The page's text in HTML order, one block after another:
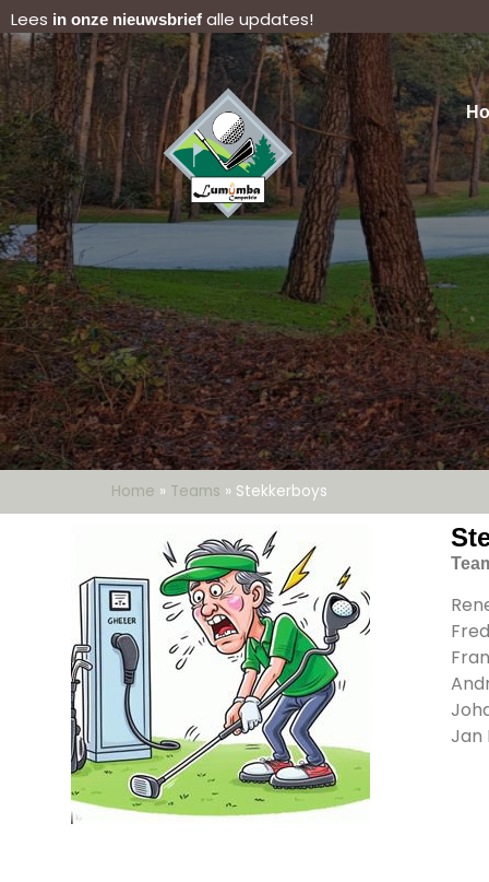
Lees in onze nieuwsbrief alle updates!
Home » Teams » Stekkerboys
Jan